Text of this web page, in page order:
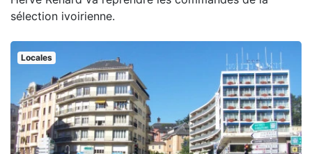
sélection ivoirienne.
Locales